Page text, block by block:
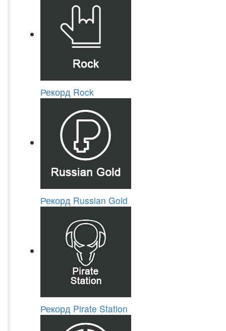
Рекорд Rock
Рекорд Russian Gold
Рекорд Pirate Station